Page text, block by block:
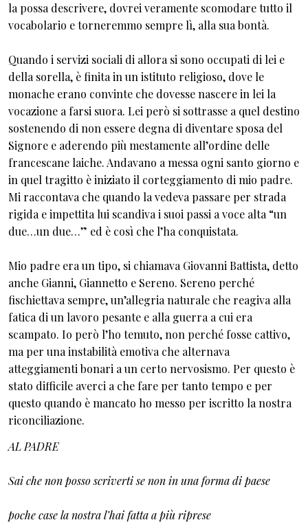
la possa descrivere, dovrei veramente scomodare tutto il
vocabolario e torneremmo sempre lì, alla sua bontà.
Quando i servizi sociali di allora si sono occupati di lei e
della sorella, è finita in un istituto religioso, dove le
monache erano convinte che dovesse nascere in lei la
vocazione a farsi suora. Lei però si sottrasse a quel destino
sostenendo di non essere degna di diventare sposa del
Signore e aderendo più mestamente all’ordine delle
francescane laiche. Andavano a messa ogni santo giorno e
in quel tragitto è iniziato il corteggiamento di mio padre.
Mi raccontava che quando la vedeva passare per strada
rigida e impettita lui scandiva i suoi passi a voce alta “un
due…un due…” ed è così che l’ha conquistata.
Mio padre era un tipo, si chiamava Giovanni Battista, detto
anche Gianni, Giannetto e Sereno. Sereno perché
fischiettava sempre, un’allegria naturale che reagiva alla
fatica di un lavoro pesante e alla guerra a cui era
scampato. Io però l’ho temuto, non perché fosse cattivo,
ma per una instabilità emotiva che alternava
atteggiamenti bonari a un certo nervosismo. Per questo è
stato difficile averci a che fare per tanto tempo e per
questo quando è mancato ho messo per iscritto la nostra
riconciliazione.
AL PADRE
Sai che non posso scriverti se non in una forma di paese
poche case la nostra l’hai fatta a più riprese